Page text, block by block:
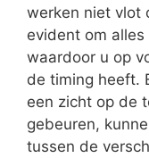
werken niet vlot
evident om
waardoor u op
de timing heeft.
een zicht op de
gebeuren,
tussen de